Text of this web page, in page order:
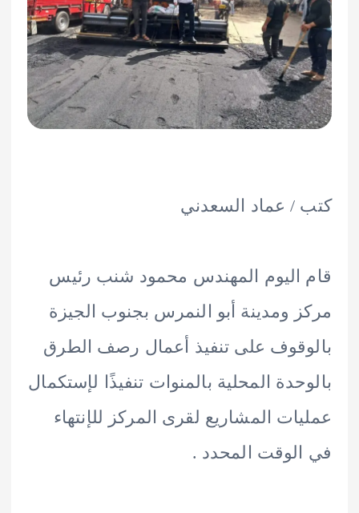
/ عماد السعدني
اليوم المهندس محمود شنب رئيس
ومدينة أبو النمرس بجنوب الجيزة
على تنفيذ أعمال رصف الطرق
المحلية بالمنوات تنفيذًا لإستكمال
المشاريع لقرى المركز للإنتهاء
المحدد .